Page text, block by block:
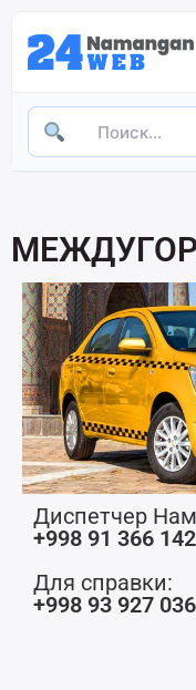
Диспетчер
+998 91 366
Для справки:
+998 93 927